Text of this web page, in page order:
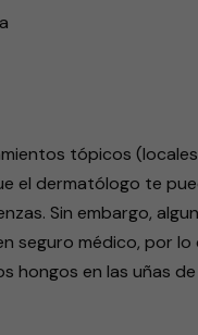
tópicos
el dermatólogo te
Sin embargo,
médico, por lo
en las uñas